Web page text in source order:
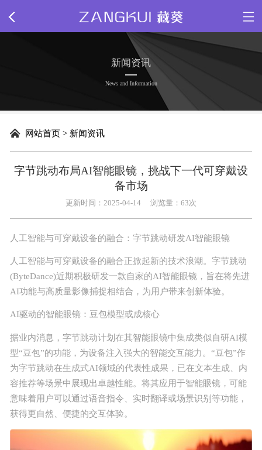
精品源码
插件下载
网页特效
正版源码
站长学院
技术服务
投诉建议
联系我们
新闻资讯
News and Information
网站首页 > 新闻资讯
​字节跳动布局AI智能眼镜，挑战下一代可穿戴设
备市场
更新时间：2025-04-14 浏览量：63次
人工智能与可穿戴设备的融合：字节跳动研发AI智能眼镜
人工智能与可穿戴设备的融合正掀起新的技术浪潮。 字节跳动
(ByteDance)近期积极研发一款自家的AI智能眼镜，旨在将先进
AI功能与高质量影像捕捉相结合，为用户带来创新体验。
AI驱动的智能眼镜：豆包模型或成核心
据业内消息，字节跳动计划在其智能眼镜中集成类似自研AI模
型“豆包”的功能，为设备注入强大的智能交互能力。“豆包”作
为字节跳动在生成式AI领域的代表性成果，已在文本生成、内
容推荐等场景中展现出卓越性能。将其应用于智能眼镜，可能
意味着用户可以通过语音指令、实时翻译或场景识别等功能，
获得更自然、便捷的交互体验。